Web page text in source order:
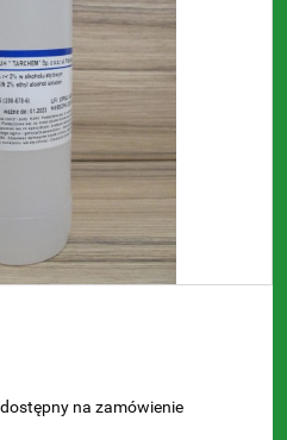
na zamówienie